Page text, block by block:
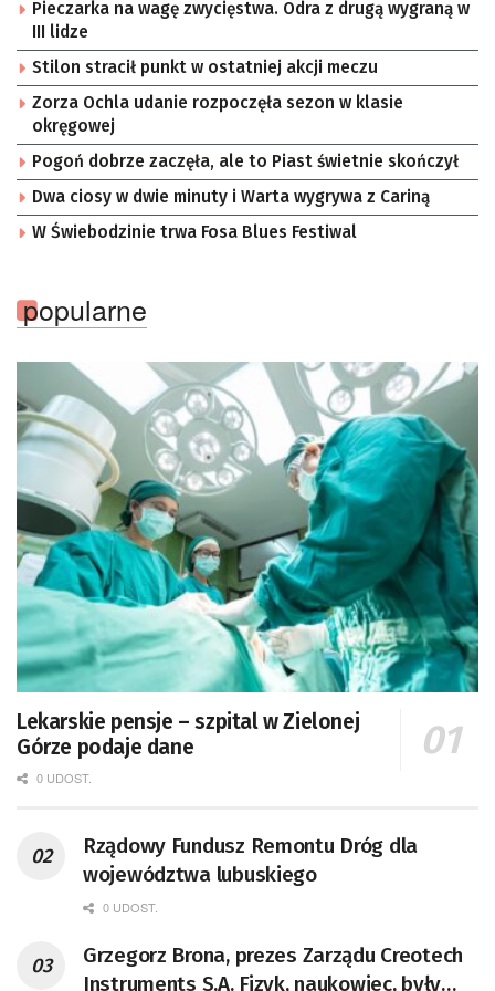
Pieczarka na wagę zwycięstwa. Odra z drugą wygraną w
III lidze
Stilon stracił punkt w ostatniej akcji meczu
Zorza Ochla udanie rozpoczęła sezon w klasie
okręgowej
Pogoń dobrze zaczęła, ale to Piast świetnie skończył
Dwa ciosy w dwie minuty i Warta wygrywa z Cariną
W Świebodzinie trwa Fosa Blues Festiwal
popularne
Lekarskie pensje – szpital w Zielonej
Górze podaje dane
0 UDOST.
Rządowy Fundusz Remontu Dróg dla
województwa lubuskiego
0 UDOST.
Grzegorz Brona, prezes Zarządu Creotech
Instruments S.A. Fizyk, naukowiec, były